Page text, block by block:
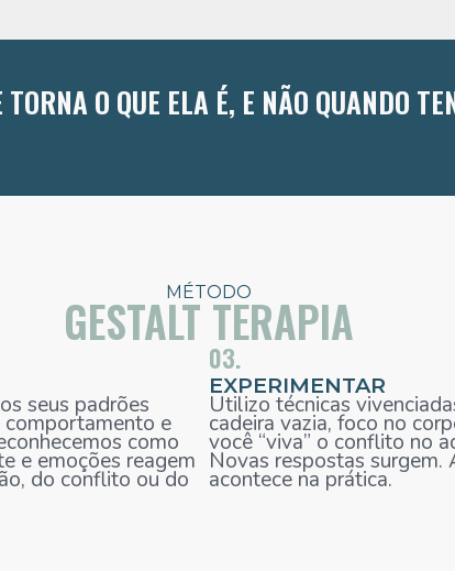
O QUE ELA É, E NÃO QUANDO
MÉTODO
GESTALT TERAPIA
seus padrões
e
como
e emoções reagem
do conflito ou do
03.
EXPERIMENTAR
Utilizo técnicas
cadeira vazia, foco no
você “viva” o conflito no
Novas respostas surgem.
acontece na prática.